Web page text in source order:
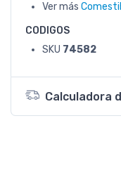
Ver más
CODIGOS
SKU 74582
Calculadora